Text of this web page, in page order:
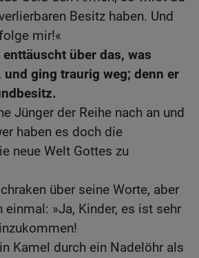
Besitz haben. Und
mir!«
enttäuscht über das, was
ging traurig weg; denn er
Jünger der Reihe nach an und
haben es doch die
neue Welt Gottes zu
über seine Worte, aber
»Ja, Kinder, es ist sehr
Kamel durch ein Nadelöhr als